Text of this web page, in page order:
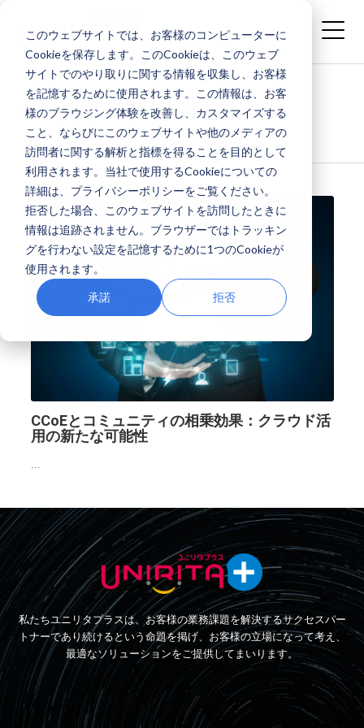
このウェブサイトでは、お客様のコンピューターに
Cookieを保存します。このCookieは、このウェブ
サイトでのやり取りに関する情報を収集し、お客様
を記憶するために使用されます。この情報は、お客
様のブラウジング体験を改善し、カスタマイズする
こと、ならびにこのウェブサイトや他のメディアの
訪問者に関する解析と指標を得ることを目的として
利用されます。当社で使用するCookieについての
詳細は、プライバシーポリシーをご覧ください。
拒否した場合、このウェブサイトを訪問したときに
情報は追跡されません。ブラウザーではトラッキン
グを行わない設定を記憶するために1つのCookieが
使用されます。
承諾 拒否
メディア - ITユニプラ -: ccoe
CCoEとコミュニティの相乗効果：クラウド活
用の新たな可能性
...
私たちユニリタプラスは、お客様の業務課題を解決するサクセスパー
トナーであり続けるという命題を掲げ、お客様の立場になって考え、
最適なソリューションをご提供してまいります。